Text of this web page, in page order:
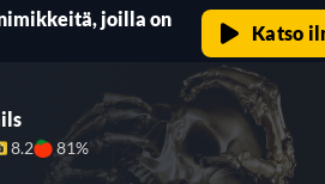
joilla on
Katso
8.2 81%